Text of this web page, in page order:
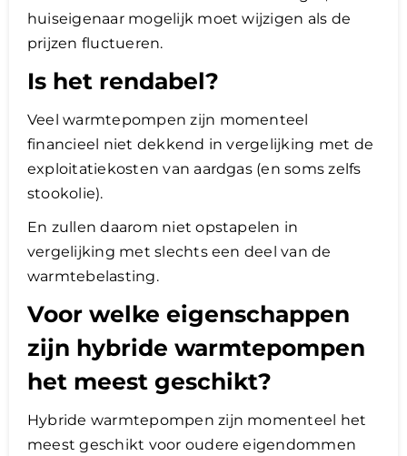
huiseigenaar mogelijk moet wijzigen als de
prijzen fluctueren.
Is het rendabel?
Veel warmtepompen zijn momenteel
financieel niet dekkend in vergelijking met de
exploitatiekosten van aardgas (en soms zelfs
stookolie).
En zullen daarom niet opstapelen in
vergelijking met slechts een deel van de
warmtebelasting.
Voor welke eigenschappen
zijn hybride warmtepompen
het meest geschikt?
Hybride warmtepompen zijn momenteel het
meest geschikt voor oudere eigendommen